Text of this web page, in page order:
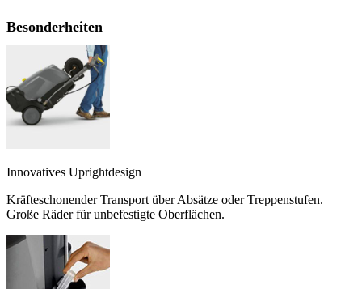
Besonderheiten
Innovatives Uprightdesign
Kräfteschonender Transport über Absätze oder Treppenstufen.
Große Räder für unbefestigte Oberflächen.